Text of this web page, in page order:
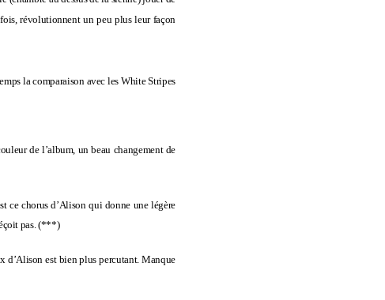
révolutionnent un peu plus leur façon
la comparaison avec les White Stripes
de l’album, un beau changement de
ce chorus d’Alison qui donne une légère
pas.(***)
d’Alison est bien plus percutant. Manque